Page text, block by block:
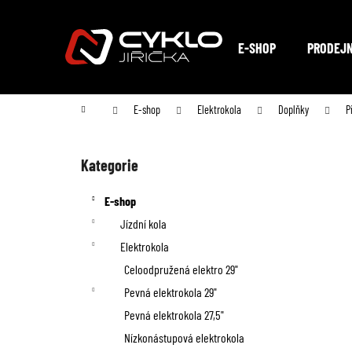
E-SHOP
Domů E-shop Elektrokola Doplňky
Přeskočit
Kategorie
E-shop
Jízdní kola
Elektrokola
Celoodpružená elektro 29"
Pevná elektrokola 29"
Pevná elektrokola 27,5"
Nízkonástupová elektrokola
Zpět
Zpět